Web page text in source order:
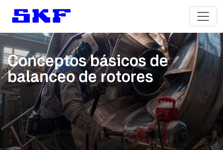
Conceptos básicos de
balanceo de rotores